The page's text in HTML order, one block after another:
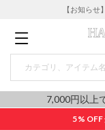
【お知ら
7,000円以上
5% OFF